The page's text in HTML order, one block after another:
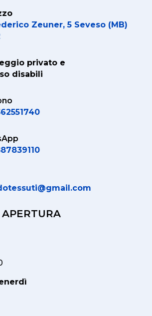
Zeuner, 5 Seveso (MB)
privato e
disabili